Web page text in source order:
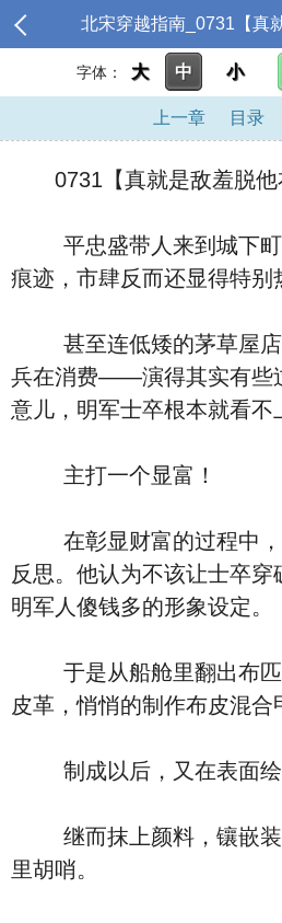
北宋穿越指南_0731【真
字体： 大 中 小
上一章 目录
0731【真就是敌羞脱他
平忠盛带人来到城下町
痕迹，市肆反而还显得特别
甚至连低矮的茅草屋店
兵在消费——演得其实有些
意儿，明军士卒根本就看不
主打一个显富！
在彰显财富的过程中，
反思。他认为不该让士卒
明军人傻钱多的形象设定。
于是从船舱里翻出布匹
皮革，悄悄的制作布皮混合
制成以后，又在表面绘
继而抹上颜料，镶嵌装
里胡哨。